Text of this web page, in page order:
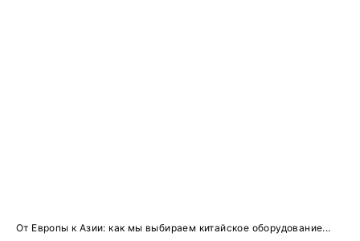
От Европы к Азии: как мы выбираем китайское оборудование...